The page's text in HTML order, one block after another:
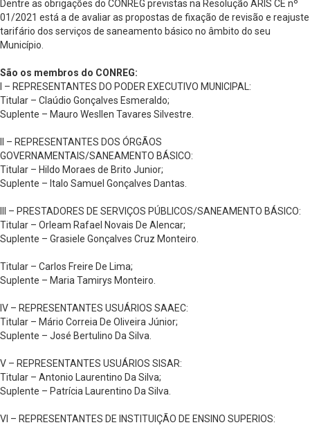
Dentre as obrigações do CONREG previstas na Resolução ARIS CE nº
01/2021 está a de avaliar as propostas de fixação de revisão e reajuste
tarifário dos serviços de saneamento básico no âmbito do seu
Município.
São os membros do CONREG:
I – REPRESENTANTES DO PODER EXECUTIVO MUNICIPAL:
Titular – Claúdio Gonçalves Esmeraldo;
Suplente – Mauro Wesllen Tavares Silvestre.
II – REPRESENTANTES DOS ÓRGÃOS
GOVERNAMENTAIS/SANEAMENTO BÁSICO:
Titular – Hildo Moraes de Brito Junior;
Suplente – Italo Samuel Gonçalves Dantas.
III – PRESTADORES DE SERVIÇOS PÚBLICOS/SANEAMENTO BÁSICO:
Titular – Orleam Rafael Novais De Alencar;
Suplente – Grasiele Gonçalves Cruz Monteiro.
Titular – Carlos Freire De Lima;
Suplente – Maria Tamirys Monteiro.
IV – REPRESENTANTES USUÁRIOS SAAEC:
Titular – Mário Correia De Oliveira Júnior;
Suplente – José Bertulino Da Silva.
V – REPRESENTANTES USUÁRIOS SISAR:
Titular – Antonio Laurentino Da Silva;
Suplente – Patrícia Laurentino Da Silva.
VI – REPRESENTANTES DE INSTITUIÇÃO DE ENSINO SUPERIOS: